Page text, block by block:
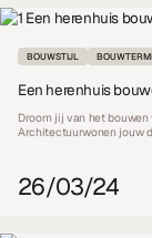
BOUWSTIJL
Een herenhuis
Droom jij van het
Architectuurwonen jouw
26/03/24